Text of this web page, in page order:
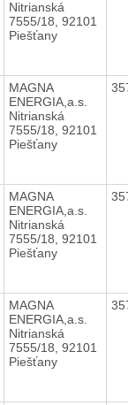
Nitrianská
7555/18, 92101
Piešťany
MAGNA
ENERGIA,a.s.
Nitrianská
7555/18, 92101
Piešťany
MAGNA
ENERGIA,a.s.
Nitrianská
7555/18, 92101
Piešťany
MAGNA
ENERGIA,a.s.
Nitrianská
7555/18, 92101
Piešťany